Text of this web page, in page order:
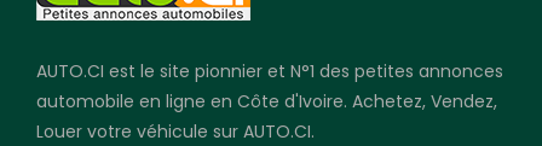
AUTO.CI est le site pionnier et N°1 des petites annonces
automobile en ligne en Côte d'Ivoire. Achetez, Vendez,
Louer votre véhicule sur AUTO.CI.